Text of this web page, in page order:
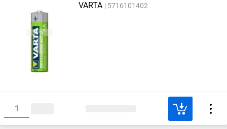
VARTA 5716101402